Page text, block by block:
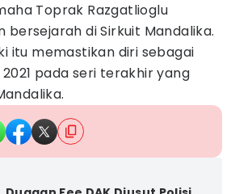
Toprak Razgatlioglu
di Sirkuit Mandalika.
itu memastikan diri sebagai
2021 pada seri terakhir yang